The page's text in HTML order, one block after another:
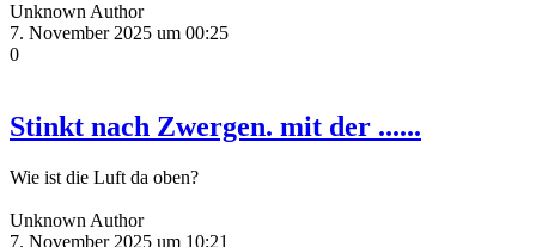
Unknown Author
7. November 2025 um 00:25
0
Stinkt nach Zwergen. mit der ......
Wie ist die Luft da oben?
Unknown Author
7. November 2025 um 10:21